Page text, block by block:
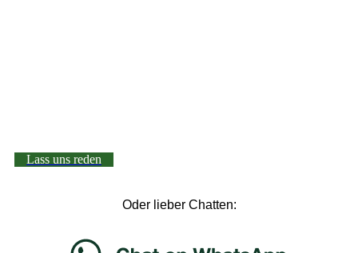
Lass uns reden
Oder lieber Chatten: